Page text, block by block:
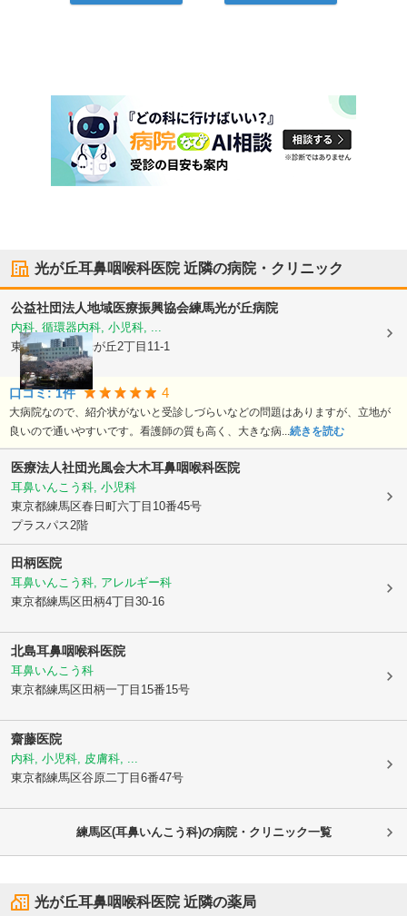
光が丘耳鼻咽喉科医院近隣の病院・クリニック
公益社団法人地域医療振興協会練馬光が丘病院
内科, 循環器内科, 小児科, ...
東京都練馬区 光が丘2丁目11-1
口コミ:1件 4
大病院なので、紹介状がないと受診しづらいなどの問題はありますが、立地が
良いので通いやすいです。看護師の質も高く、大きな病...続きを読む
医療法人社団光風会大木耳鼻咽喉科医院
耳鼻いんこう科, 小児科
東京都練馬区春日町六丁目10番45号
プラスパス2階
田柄医院
耳鼻いんこう科, アレルギー科
東京都練馬区 田柄4丁目30-16
北島耳鼻咽喉科医院
耳鼻いんこう科
東京都練馬区 田柄一丁目15番15号
齋藤医院
内科, 小児科, 皮膚科, ...
東京都練馬区谷原二丁目6番47号
練馬区(耳鼻いんこう科)の病院・クリニック一覧
光が丘耳鼻咽喉科医院近隣の薬局